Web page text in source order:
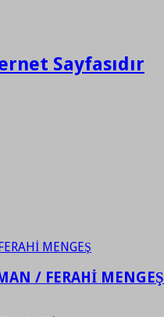
Sayfasıdır
/ FERAHİ MENGEŞ